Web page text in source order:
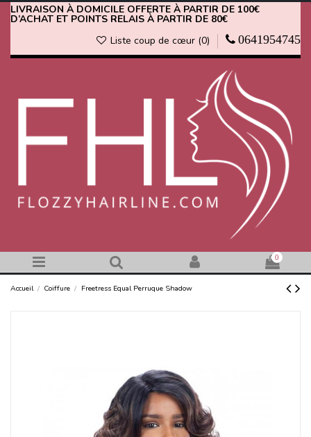
LIVRAISON À DOMICILE OFFERTE À PARTIR DE 100€
D’ACHAT ET POINTS RELAIS À PARTIR DE 80€
Liste coup de cœur (0) 0641954745
0
Accueil Coiffure Freetress Equal Perruque Shadow